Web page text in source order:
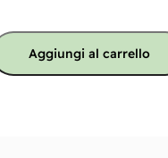
Aggiungi al carrello